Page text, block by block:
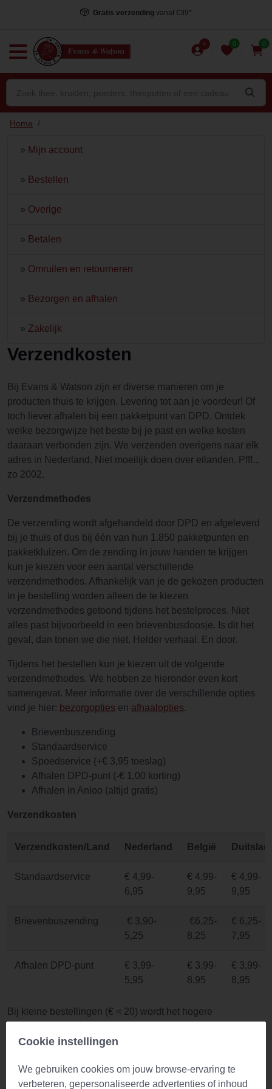
Gratis verzending vanaf €39*
0 0
Home /
» Mijn account
» Bestellen
» Overige
» Betalen
» Omruilen en retourneren
» Bezorgen en afhalen
» Zakelijk
Verzendkosten
Bij Evans & Watson zijn er diverse manieren om je
producten thuis te krijgen. Levering tot aan je voordeur! Of
toch liever afhalen bij een pakketpunt van DPD. Ontdek
welke bezorgwijze het beste bij je past en welke kosten
daaraan verbonden zijn. We verzenden overigens naar elk
adres in Nederland. Niet moeilijk doen over eilanden. Pfff...
zo 2002.
Verzendmethodes
De verzending wordt afgehandeld door DPD en afgeleverd
bij je thuis of dus bij één van hun 1.850 pakketpunten en
pakketkluizen. Om de zending in jouw handen te krijgen
kun je kiezen voor een aantal verschillende
verzendmethodes. Afhankelijk van je de gekozen producten
in je bestelling worden alleen de te kiezen
verzendmethodes getoond tijdens het bestelproces. Niet
alles past bijvoorbeeld in een brievenbusdoosje. Is dit het
geval, dan tonen we die niet. Helder verhaal. En door.
Tijdens het bestellen kun je kiezen uit de volgende
verzendmethodes. We hebben ze hieronder even kort
samengevat. Meer informatie over de verschillende opties
vind je hier: bezorgopties en afhaalopties.
Brievenbuszending
Standaardservice
Spoedservice (+€ 3,95 toeslag)
Afhalen DPD-punt (-€ 1,00 korting)
Afhalen in Anloo (altijd gratis)
Verzendkosten
Verzendkosten/Land Nederland België
Standaardservice
€ 4,99-
6,95
€ 4,99-
9,95
€ 4,99-
9,95
Brievenbuszending
€ 3,90-
5,25
€6,25-
8,25
€ 6,25-
7,95
Afhalen DPD-punt
€ 3,99-
5,95
€ 3,99-
8,95
€ 3,99-
8,95
Bij kleine bestellingen (€ < 20) wordt het hogere
toepassing tot het gratis verzendbedrag.
Gratis verzending
Cookie instellingen
We gebruiken cookies om jouw browse-ervaring te
verbeteren, gepersonaliseerde advertenties of inhoud